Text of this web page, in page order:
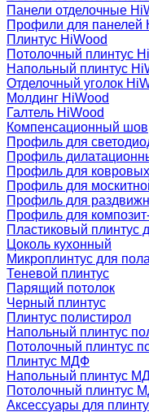
Панели отделочные
Профили для панелей
Плинтус HiWood
Потолочный плинтус
Напольный плинтус
Отделочный уголок
Молдинг HiWood
Галтель HiWood
Компенсационный шов
Профиль для
Профиль
Профиль для
Профиль для
Профиль для
Профиль для
Пластиковый плинтус
Цоколь кухонный
Микроплинтус для пола
Теневой плинтус
Парящий потолок
Черный плинтус
Плинтус полистирол
Напольный плинтус
Потолочный плинтус
Плинтус МДФ
Напольный плинтус
Потолочный плинтус
Аксессуары для